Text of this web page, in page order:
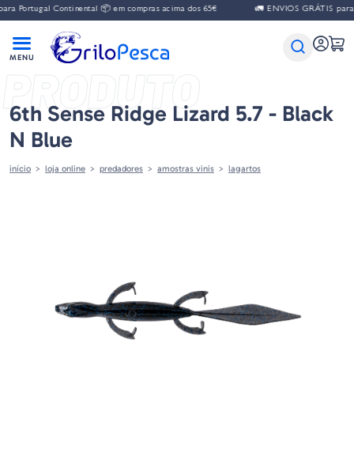
Portugal Continental 📦 em compras acima dos 65€ 🚛 ENVIOS GRÁTIS
PRODUTO
6th Sense Ridge Lizard 5.7 - Black
N Blue
início loja online predadores amostras vinis lagartos